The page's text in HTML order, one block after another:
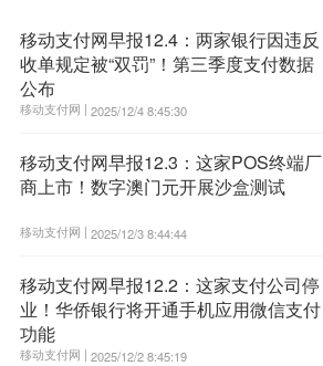
移动支付网早报12.4：两家银行因违反
收单规定被“双罚”！第三季度支付数据
公布
移动支付网 | 2025/12/4 8:45:30
移动支付网早报12.3：这家POS终端厂
商上市！数字澳门元开展沙盒测试
移动支付网 | 2025/12/3 8:44:44
移动支付网早报12.2：这家支付公司停
业！华侨银行将开通手机应用微信支付
功能
移动支付网 | 2025/12/2 8:45:19